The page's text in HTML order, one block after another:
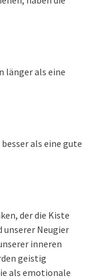
länger als eine
als eine gute
der die Kiste
unserer Neugier
inneren
geistig
als emotionale